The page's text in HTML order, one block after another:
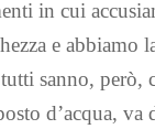
in cui
e abbiamo
sanno, però,
d’acqua, va